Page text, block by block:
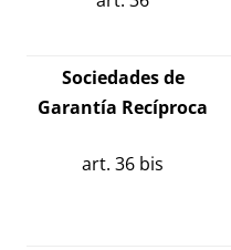
Sociedades de
Garantía Recíproca
art. 36 bis